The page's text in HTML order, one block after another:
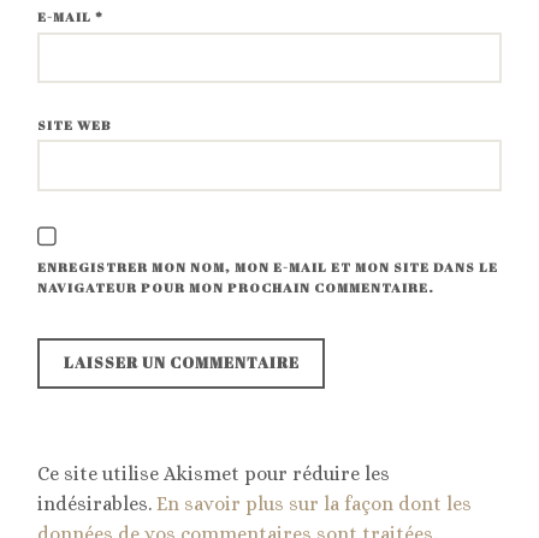
E-MAIL*
SITE WEB
ENREGISTRER MON NOM, MON E-MAIL ET MON SITE DANS LE
NAVIGATEUR POUR MON PROCHAIN COMMENTAIRE.
Ce site utilise Akismet pour réduire les
indésirables.En savoir plus sur la façon dont les
données de vos commentaires sont traitées